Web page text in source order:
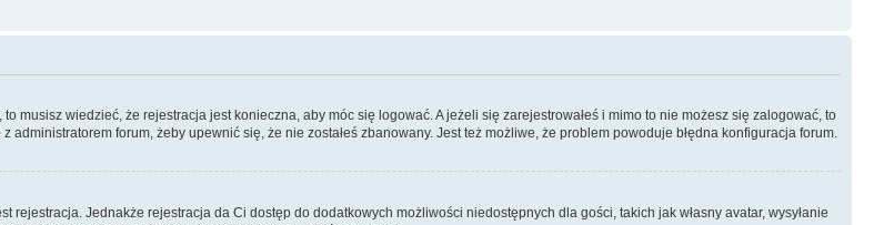
musisz wiedzieć, że rejestracja jest konieczna, aby móc się logować. A jeżeli się zarejestrowałeś i mimo to nie możesz się zalogować, to
forum, żeby upewnić się, że nie zostałeś zbanowany. Jest też możliwe, że problem powoduje błędna konfiguracja forum.
Jednakże rejestracja da Ci dostęp do dodatkowych możliwości niedostępnych dla gości, takich jak własny avatar, wysyłanie